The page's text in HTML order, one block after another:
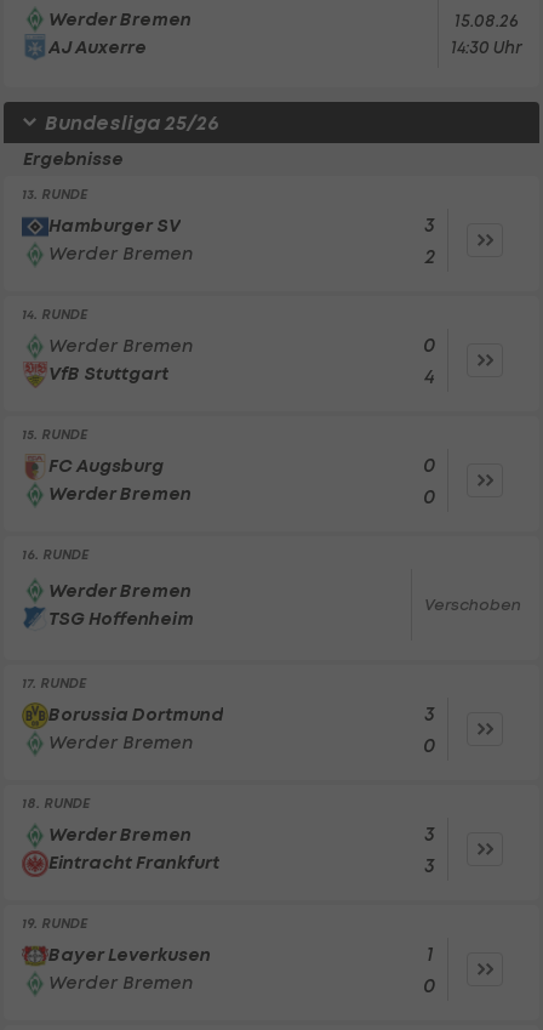
Werder Bremen
AJ Auxerre
15.08.26
14:30 Uhr
Bundesliga 25/26
Ergebnisse
13. RUNDE
Hamburger SV
Werder Bremen
3
2
14. RUNDE
Werder Bremen
VfB Stuttgart
0
4
15. RUNDE
FC Augsburg
Werder Bremen
0
0
16. RUNDE
Werder Bremen
TSG Hoffenheim
Verschoben
17. RUNDE
Borussia Dortmund
Werder Bremen
3
0
18. RUNDE
Werder Bremen
Eintracht Frankfurt
3
3
19. RUNDE
Bayer Leverkusen
Werder Bremen
1
0